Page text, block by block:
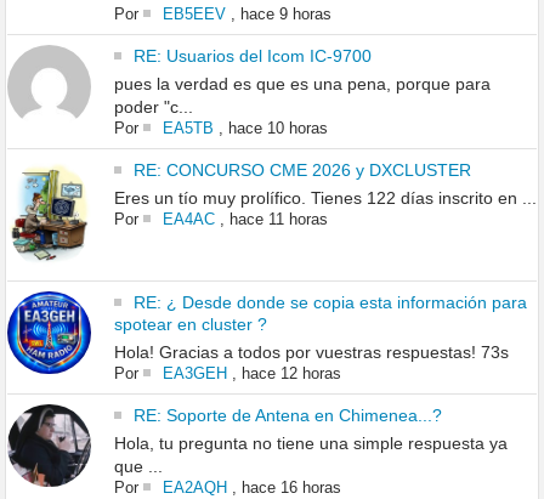
Por EB5EEV, hace 9 horas
RE: Usuarios del Icom IC-9700
pues la verdad es que es una pena, porque para
poder "c...
Por EA5TB hace 10 horas
RE: CONCURSO CME 2026 y DXCLUSTER
Eres un tío muy prolífico. Tienes 122 días inscrito en ...
Por EA4AC, hace 11 horas
RE: ¿ Desde donde se copia esta información para
spotear en cluster ?
Hola! Gracias a todos por vuestras respuestas! 73s
Por EA3GEH, hace 12 horas
RE: Soporte de Antena en Chimenea...?
Hola, tu pregunta no tiene una simple respuesta ya
que ...
Por EA2AQH, hace 16 horas